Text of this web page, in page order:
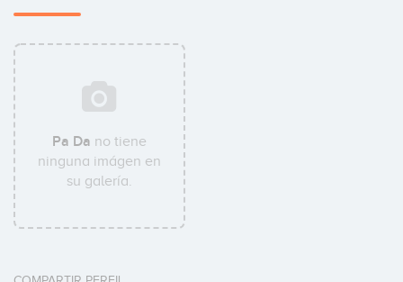
Pa Da no tiene
ninguna imágen en
su galería.